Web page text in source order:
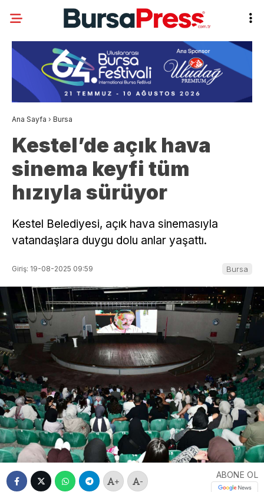
Ana Sayfa › Bursa
Kestel’de açık hava
sinema keyfi tüm
hızıyla sürüyor
Kestel Belediyesi, açık hava sinemasıyla
vatandaşlara duygu dolu anlar yaşattı.
Giriş: 19-08-2025 09:59 Bursa
+ -
ABONE OL